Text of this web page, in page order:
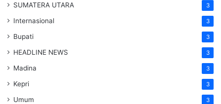
SUMATERA UTARA 3
Internasional 3
Bupati 3
HEADLINE NEWS 3
Madina 3
Kepri 3
Umum 3